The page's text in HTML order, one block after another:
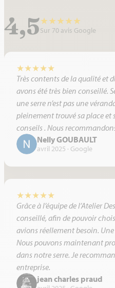
4,5★★★★★
Sur 70 avis Google
★★★★★
Très contents de la qualité et
avons été très bien conseillé.
une serre n’est pas une
pleinement trouvé sa place et
conseils . Nous
Nelly GOUBAULT
avril 2025 · Google
★★★★★
Grâce à l’équipe de l’Atelier
conseillé, afin de pouvoir
avions réellement besoin. Une
Nous pouvons maintenant
dans notre serre. Je
entreprise.
jean charles praud